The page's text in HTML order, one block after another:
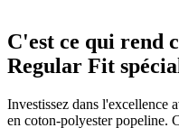
C'est ce qui rend
Regular Fit
Investissez dans l'excellence
en coton-polyester popeline.